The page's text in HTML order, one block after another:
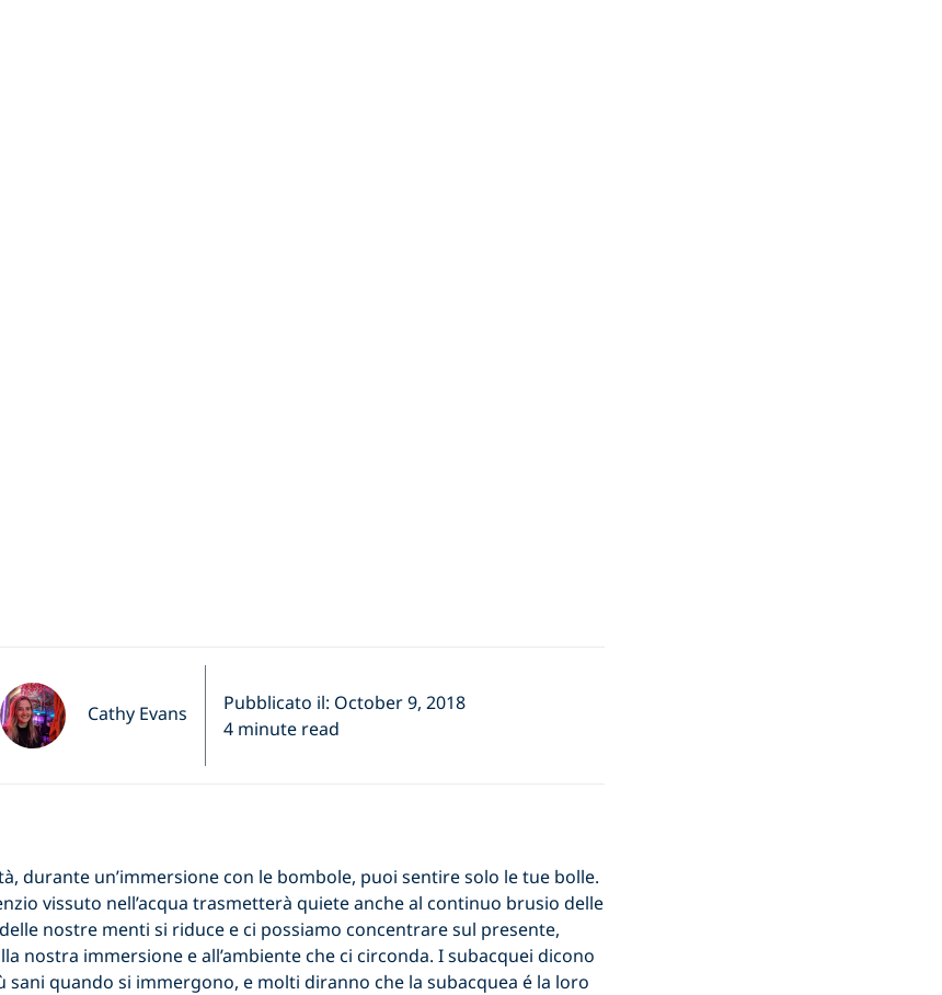
Cathy Evans
Pubblicato il: October 9, 2018
4 minute read
durante un’immersione con le bombole, puoi sentire solo le tue bolle.
vissuto nell’acqua trasmetterà quiete anche al continuo brusio delle
nostre menti si riduce e ci possiamo concentrare sul presente,
nostra immersione e all’ambiente che ci circonda. I subacquei dicono
sani quando si immergono, e molti diranno che la subacquea é la loro